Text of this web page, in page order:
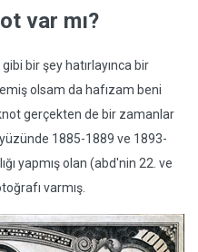
var mı?
bir şey hatırlayınca bir
olsam da hafızam beni
gerçekten de bir zamanlar
1885-1889 ve 1893-
yapmış olan (abd'nin 22. ve
varmış.